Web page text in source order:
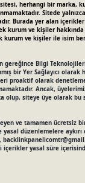
herhangi bir marka,
Sitede yalnızca
Burada yer alan
kurum ve kişiler hakkında
kurum ve kişiler ile isim
gereğince Bilgi
bir Yer Sağlayıcı
proaktif olarak
Ancak,
olup, siteye üye olarak bu
ve tamamen ücretsiz
düzenlemelere aykırı
içerikler yasal süre